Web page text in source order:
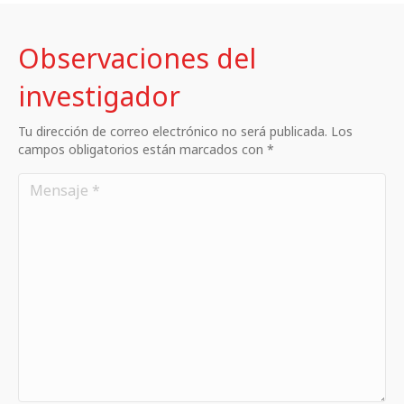
Observaciones del
investigador
Tu dirección de correo electrónico no será publicada. Los
campos obligatorios están marcados con *